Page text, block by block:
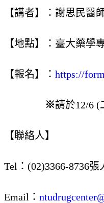
【講者】：謝思民醫
【地點】：臺大藥學
【報名】： https://
※請於12/6 (
【聯絡人】
Tel：(02)3366-8736
Email：